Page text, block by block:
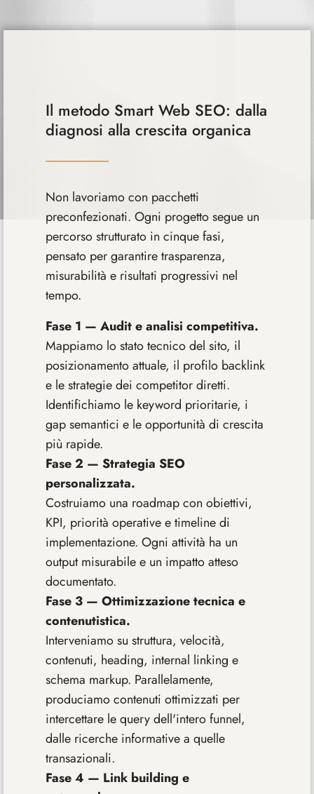
Il metodo Smart Web SEO: dalla
diagnosi alla crescita organica
Non lavoriamo con pacchetti
preconfezionati. Ogni progetto segue un
percorso strutturato in cinque fasi,
pensato per garantire trasparenza,
misurabilità e risultati progressivi nel
tempo.
Fase 1 — Audit e analisi competitiva.
Mappiamo lo stato tecnico del sito, il
posizionamento attuale, il profilo backlink
e le strategie dei competitor diretti.
Identifichiamo le keyword prioritarie, i
gap semantici e le opportunità di crescita
più rapide.
Fase 2 — Strategia SEO
personalizzata.
Costruiamo una roadmap con obiettivi,
KPI, priorità operative e timeline di
implementazione. Ogni attività ha un
output misurabile e un impatto atteso
documentato.
Fase 3 — Ottimizzazione tecnica e
contenutistica.
Interveniamo su struttura, velocità,
contenuti, heading, internal linking e
schema markup. Parallelamente,
produciamo contenuti ottimizzati per
intercettare le query dell'intero funnel,
dalle ricerche informative a quelle
transazionali.
Fase 4 — Link building e